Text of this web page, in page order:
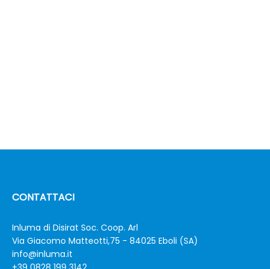
CONTATTACI
Inluma di Disirat Soc. Coop. Arl
Via Giacomo Matteotti,75 - 84025 Eboli (SA)
info@inluma.it